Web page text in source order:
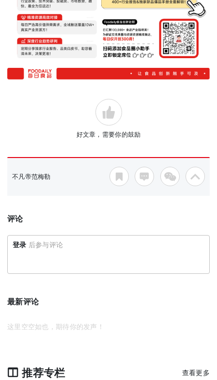
好文章，需要你的鼓励
不凡帝范梅勒
评论
登录 后参与评论
最新评论
这里空空如也，期待你的发声！
推荐专栏 查看更多